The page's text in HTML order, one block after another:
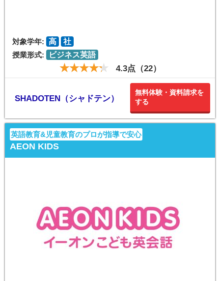
対象学年: 高
社
授業形式:
ビジネス英語
4.3点（22）
SHADOTEN（シャドテン）
無料体験・資料請求を
する
英語教育&児童教育のプロが指導で安心
AEON KIDS